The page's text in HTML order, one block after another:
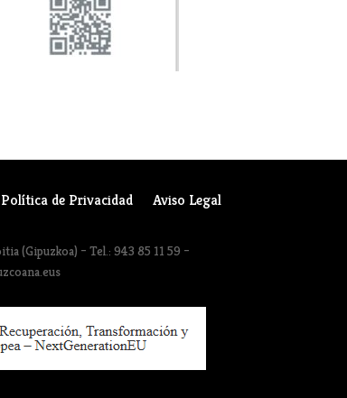
Política de Privacidad
Aviso Legal
(Gipuzkoa) – Tel.: 943 85 11 59 –